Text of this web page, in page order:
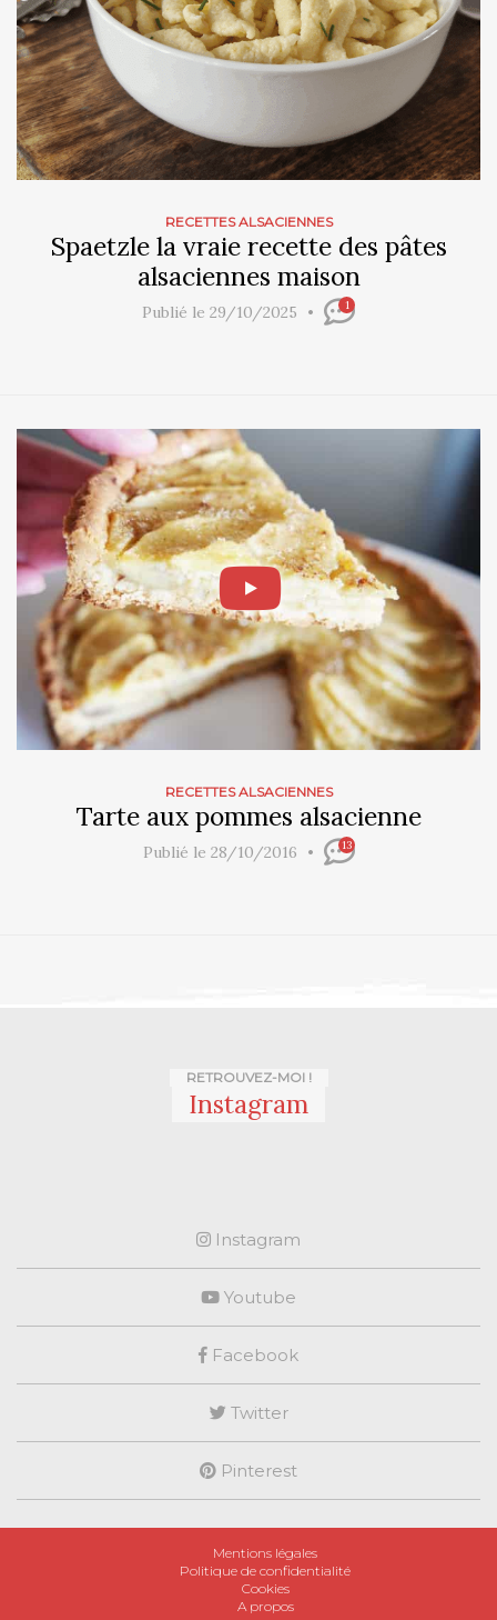
RECETTES ALSACIENNES
Spaetzle la vraie recette des pâtes
alsaciennes maison
Publié le 29/10/2025 1
RECETTES ALSACIENNES
Tarte aux pommes alsacienne
Publié le 28/10/2016 13
RETROUVEZ-MOI !
Instagram
Instagram
Youtube
Facebook
Twitter
Pinterest
Mentions légales
Politique de confidentialité
Cookies
A propos